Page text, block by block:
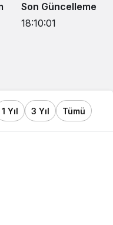
Son Güncelleme
18:10:01
1 Yıl 3 Yıl Tümü